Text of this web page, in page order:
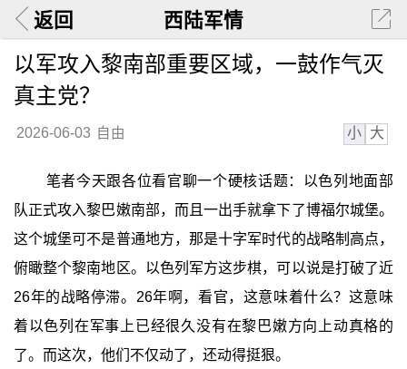
返回 西陆军情
以军攻入黎南部重要区域，一鼓作气灭
真主党？
2026-06-03 自由 小 大
笔者今天跟各位看官聊一个硬核话题：以色列地面部
队正式攻入黎巴嫩南部，而且一出手就拿下了博福尔城堡。
这个城堡可不是普通地方，那是十字军时代的战略制高点，
俯瞰整个黎南地区。以色列军方这步棋，可以说是打破了近
26年的战略停滞。26年啊，看官，这意味着什么？这意味
着以色列在军事上已经很久没有在黎巴嫩方向上动真格的
了。而这次，他们不仅动了，还动得挺狠。